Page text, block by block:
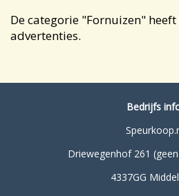
De categorie "Fornuizen"
advertenties.
Bedrijfs
Driewegenhof 261
4337GG